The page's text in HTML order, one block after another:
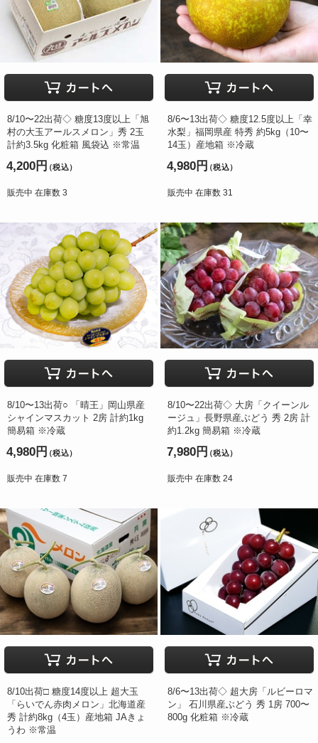
8/10〜22出荷◇ 糖度13度以上「旭
村の大玉アールスメロン」秀 2玉
計約3.5kg 化粧箱 風袋込 ※常温
4,200円（税込）
販売中 在庫数 3
8/6〜13出荷◇ 糖度12.5度以上「幸
水梨」福岡県産 特秀 約5kg（10〜
14玉）産地箱 ※冷蔵
4,980円（税込）
販売中 在庫数 31
8/10〜13出荷○ 「晴王」岡山県産
シャインマスカット 2房 計約1kg
簡易箱 ※冷蔵
4,980円（税込）
販売中 在庫数 7
8/10〜22出荷◇ 大房「クイーンル
ージュ」長野県産ぶどう 秀 2房 計
約1.2kg 簡易箱 ※冷蔵
7,980円（税込）
販売中 在庫数 24
8/10出荷□ 糖度14度以上 超大玉
「らいでん赤肉メロン」北海道産
秀 計約8kg（4玉）産地箱 JAきょ
うわ ※常温
8/6〜13出荷◇ 超大房「ルビーロマ
ン」 石川県産ぶどう 秀 1房 700〜
800g 化粧箱 ※冷蔵